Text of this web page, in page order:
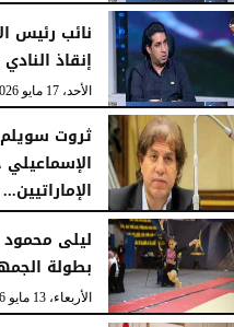
الأحد، 17 مايو 2026 10:52 مـ
نائب رئيس
إنقاذ
الأحد، 17 مايو 2026
ثروت
الإماراتيين...
الأحد، 17 مايو 2026 10:47 مـ
ليلى
بطولة
الأربعاء، 13 مايو 2026